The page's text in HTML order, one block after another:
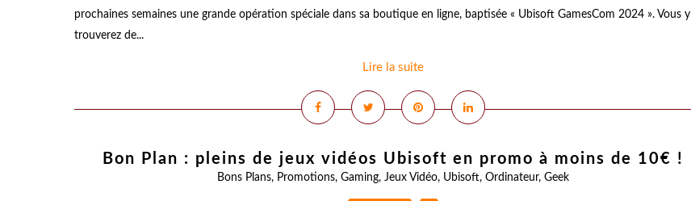
prochaines semaines une grande opération spéciale dans sa boutique en ligne, baptisée « Ubisoft GamesCom 2024 ». Vous y
trouverez de...
Lire la suite
Bon Plan : pleins de jeux vidéos Ubisoft en promo à moins de 10€ !
Bons Plans, Promotions, Gaming, Jeux Vidéo, Ubisoft, Ordinateur, Geek